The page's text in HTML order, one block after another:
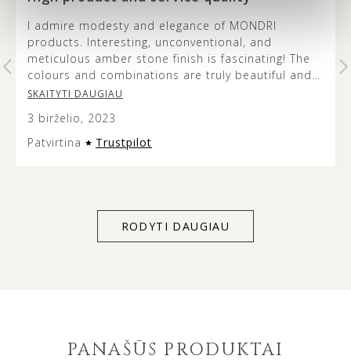
I admire modesty and elegance of MONDRI
products. Interesting, unconventional, and
meticulous amber stone finish is fascinating! The
colours and combinations are truly beautiful and
it’s lovely to see how the metal design does not
jewellery is versatile and modern looking, and the
presentation of it is very aesthetic so it can make
SKAITYTI DAUGIAU
3 birželio, 2023
Patvirtina
Trustpilot
RODYTI DAUGIAU
PANAŠŪS PRODUKTAI